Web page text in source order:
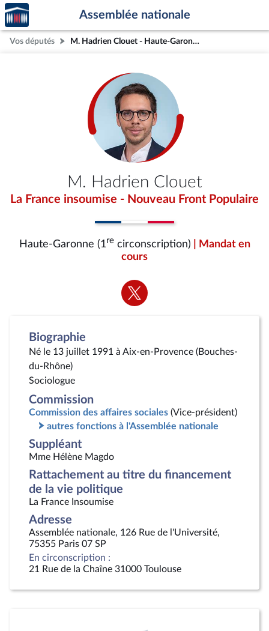
Aller au contenu
Aller en bas de la page
Accèder
à la
page
d'accueil
Assemblée nationale
Vos députés M. Hadrien Clouet - Haute-Garonne (1re circonscription)
M. Hadrien Clouet
La France insoumise - Nouveau Front Populaire
Haute-Garonne (1recirconscription)
| Mandat en
cours
Voir
la
Biographie
Né le 13 juillet 1991 à Aix-en-Provence (Bouches-
du-Rhône)
Sociologue
Commission
Commission des affaires sociales (Vice-président)
autres fonctions à l'Assemblée nationale
Suppléant
Mme Hélène Magdo
Rattachement au titre du financement
de la vie politique
La France Insoumise
Adresse
Assemblée nationale, 126 Rue de l'Université,
75355 Paris 07 SP
En circonscription :
21 Rue de la Chaîne 31000 Toulouse